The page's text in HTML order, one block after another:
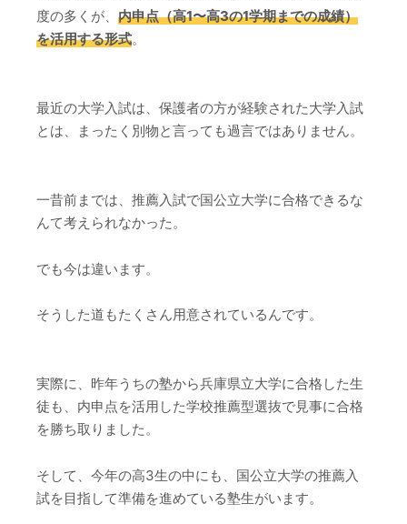
度の多くが、 内申点（高1〜高3の1学期までの成績）
を活用する形式。
最近の大学入試は、保護者の方が経験された大学入試
とは、まったく別物と言っても過言ではありません。
一昔前までは、推薦入試で国公立大学に合格できるな
んて考えられなかった。
でも今は違います。
そうした道もたくさん用意されているんです。
実際に、昨年うちの塾から兵庫県立大学に合格した生
徒も、内申点を活用した学校推薦型選抜で見事に合格
を勝ち取りました。
そして、今年の高3生の中にも、国公立大学の推薦入
試を目指して準備を進めている塾生がいます。